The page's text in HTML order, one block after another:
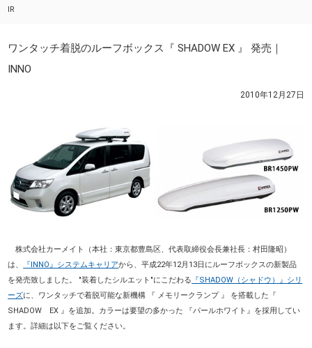
IR
ワンタッチ着脱のルーフボックス『 SHADOW EX 』 発売｜
INNO
2010年12月27日
株式会社カーメイト（本社：東京都豊島区、代表取締役会長兼社長：村田隆昭）
は、
『INNO』システムキャリアから、平成22年12月13日にルーフボックスの新製品
を発売致しました。 "装着したシルエット"にこだわる 『SHADOW（シャドウ）』シリ
ーズに、ワンタッチで着脱可能な新機構 『 メモリークランプ 』 を搭載した『
SHADOW EX 』を追加。カラーは要望の多かった 『パールホワイト』を採用してい
ます。詳細は以下をご覧ください。